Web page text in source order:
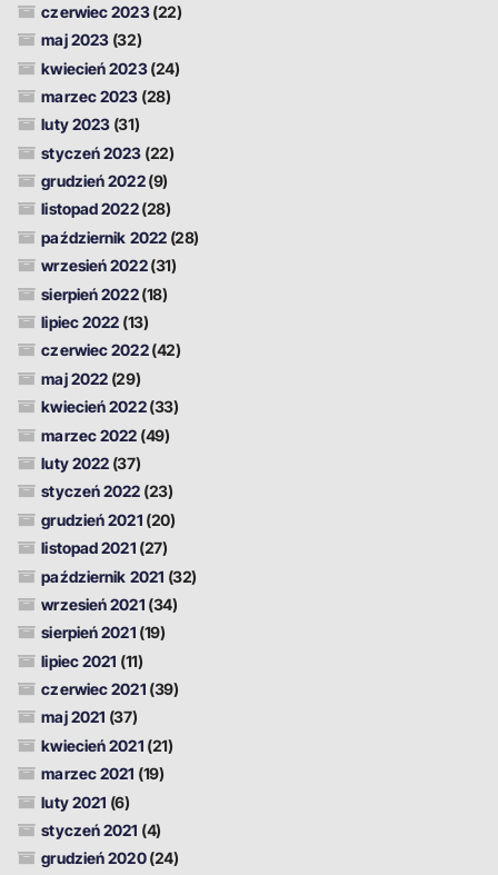
czerwiec 2023(22)
maj 2023 (32)
kwiecień 2023(24)
marzec 2023 (28)
luty 2023 (31)
styczeń 2023 (22)
grudzień 2022(9)
listopad 2022(28)
październik 2022(28)
wrzesień 2022(31)
sierpień 2022(18)
lipiec 2022 (13)
czerwiec 2022(42)
maj 2022 (29)
kwiecień 2022(33)
marzec 2022 (49)
luty 2022 (37)
styczeń 2022 (23)
grudzień 2021 (20)
listopad 2021 (27)
październik 2021 (32)
wrzesień 2021 (34)
sierpień 2021 (19)
lipiec 2021 (11)
czerwiec 2021 (39)
maj 2021 (37)
kwiecień 2021 (21)
marzec 2021 (19)
luty 2021 (6)
styczeń 2021 (4)
grudzień 2020(24)